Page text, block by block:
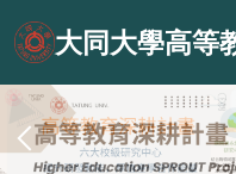
到
主
要
容
大同大學高等